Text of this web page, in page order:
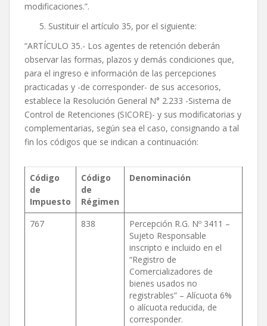
modificaciones.”.
Sustituir el artículo 35, por el siguiente:
“ARTÍCULO 35.- Los agentes de retención deberán
observar las formas, plazos y demás condiciones que,
para el ingreso e información de las percepciones
practicadas y -de corresponder- de sus accesorios,
establece la Resolución General N° 2.233 -Sistema de
Control de Retenciones (SICORE)- y sus modificatorias y
complementarias, según sea el caso, consignando a tal
fin los códigos que se indican a continuación:
Código
de
Impuesto
Código
de
Régimen
Denominación
767 838
Percepción R.G. Nº 3411 –
Sujeto Responsable
inscripto e incluido en el
“Registro de
Comercializadores de
bienes usados no
registrables” – Alícuota 6%
o alícuota reducida, de
corresponder.